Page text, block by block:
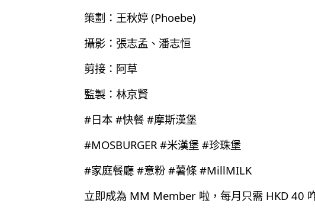
策劃：王秋婷 (Phoebe)
攝影：張志孟、潘志恒
剪接：阿草
監製：林京賢
#日本 #快餐 #摩斯漢堡
#MOSBURGER #米漢堡 #珍珠堡
#家庭餐廳 #意粉 #薯條 #MillMILK
立即成為 MM Member 啦，每月只需 HKD 40